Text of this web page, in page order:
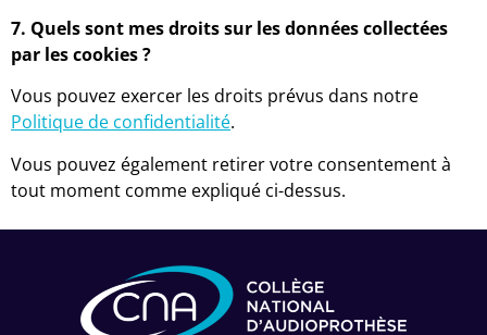
7. Quels sont mes droits sur les données collectées
par les cookies ?
Vous pouvez exercer les droits prévus dans notre
Politique de confidentialité.
Vous pouvez également retirer votre consentement à
tout moment comme expliqué ci-dessus.